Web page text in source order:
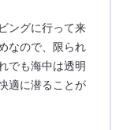
ングに行って来
なので、限られ
でも海中は透明
適に潜ることが